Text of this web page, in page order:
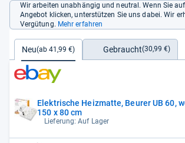
Wir arbeiten unabhängig und neutral. Wenn Sie
Angebot klicken, unterstützen Sie uns dabei. Wir
Vergütung. Mehr erfahren
Neu(ab 41,99 €) Gebraucht(30,99 €)
Elektrische Heizmatte, Beurer UB 60,
150 x 80 cm
Lieferung: Auf Lager